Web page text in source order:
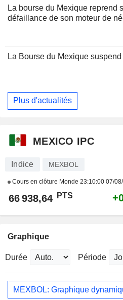
La bourse du Mexique reprend
défaillance de son moteur de
La Bourse du Mexique
Plus d'actualités
MEXICO IPC
Indice MEXBOL
Cours en clôture Monde 23:10:00 07/
66 938,64 PTS
Graphique
Durée Période
MEXBOL: Graphique